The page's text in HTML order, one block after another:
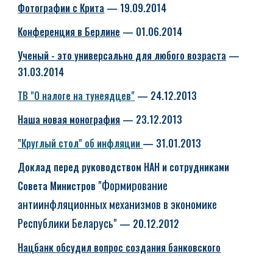
Фотографии с Крита — 19.09.2014
Конференция в Берлине — 01.06.2014
Ученый - это универсально для любого возраста —
31.03.2014
ТВ "О налоге на тунеядцев" — 24.12.2013
Наша новая монография — 23.12.2013
"Круглый стол" об инфляции — 31.01.2013
Доклад перед руководством НАН и сотрудниками
Совета Министров "Формирование
антиинфляционных механизмов в экономике
Республики Беларусь" — 20.12.2012
Нацбанк обсудил вопрос создания банковского